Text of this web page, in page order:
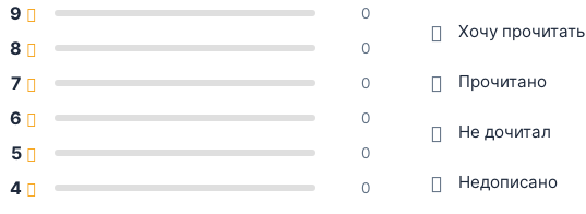
9 0
8 0
7 0
6 0
5 0
4 0
Хочу прочитать
Прочитано
Не дочитал
Недописано